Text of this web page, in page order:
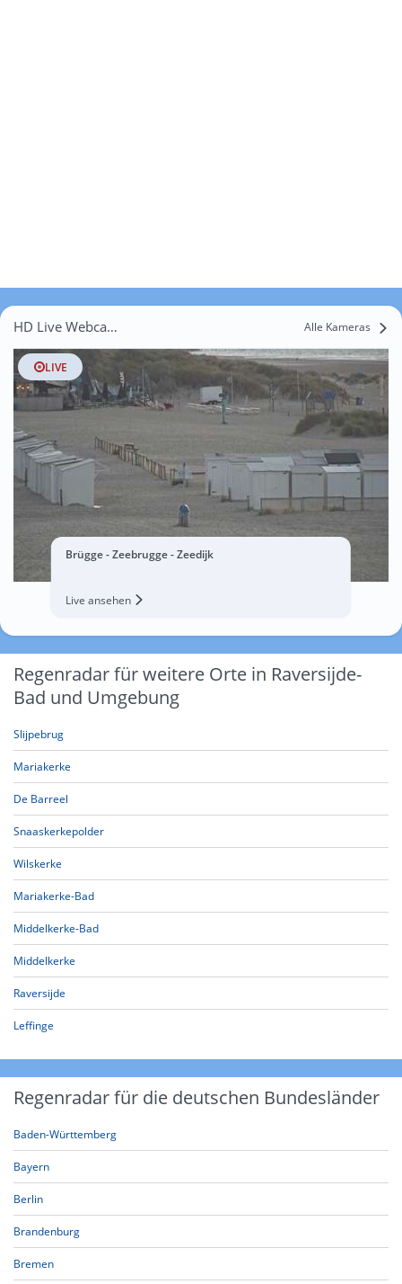
HD Live Webcams Raversijde-Bad Alle Kameras
LIVE
Brügge - Zeebrugge - Zeedijk
Live ansehen
Regenradar für weitere Orte in Raversijde-
Bad und Umgebung
Slijpebrug
Mariakerke
De Barreel
Snaaskerkepolder
Wilskerke
Mariakerke-Bad
Middelkerke-Bad
Middelkerke
Raversijde
Leffinge
Regenradar für die deutschen Bundesländer
Baden-Württemberg
Bayern
Berlin
Brandenburg
Bremen